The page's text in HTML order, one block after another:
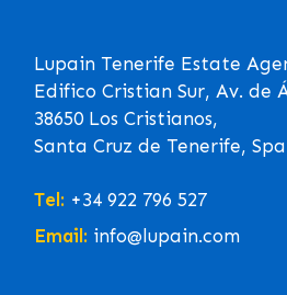
Lupain Tenerife Estate
Edifico Cristian Sur, Av. de
38650 Los Cristianos,
Santa Cruz de Tenerife,
Tel: +34 922 796 527
Email: info@lupain.com